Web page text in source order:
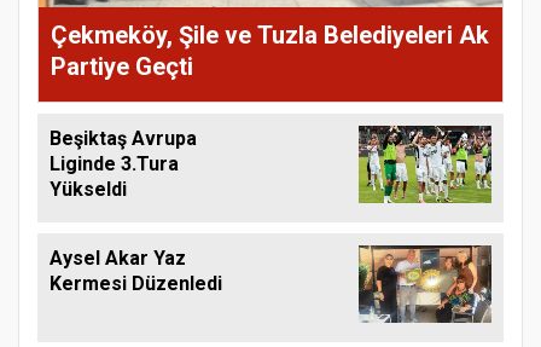
Çekmeköy, Şile ve Tuzla Belediyeleri Ak
Partiye Geçti
Beşiktaş Avrupa
Liginde 3.Tura
Yükseldi
Aysel Akar Yaz
Kermesi Düzenledi